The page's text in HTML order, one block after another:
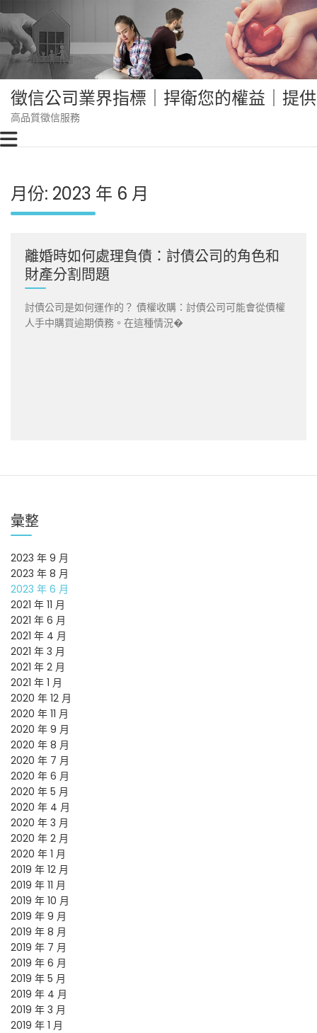
to
content
徵信公司業界指標｜捍衛您的權益｜提
高品質徵信服務
月份: 2023 年 6 月
離婚時如何處理負債：討債公司的角色和
財產分割問題
討債公司是如何運作的？ 債權收購：討債公司可能會從債權
人手中購買逾期債務。在這種情況�
彙整
2023 年 9 月
2023 年 8 月
2023 年 6 月
2021 年 11 月
2021 年 6 月
2021 年 4 月
2021 年 3 月
2021 年 2 月
2021 年 1 月
2020 年 12 月
2020 年 11 月
2020 年 9 月
2020 年 8 月
2020 年 7 月
2020 年 6 月
2020 年 5 月
2020 年 4 月
2020 年 3 月
2020 年 2 月
2020 年 1 月
2019 年 12 月
2019 年 11 月
2019 年 10 月
2019 年 9 月
2019 年 8 月
2019 年 7 月
2019 年 6 月
2019 年 5 月
2019 年 4 月
2019 年 3 月
2019 年 1 月